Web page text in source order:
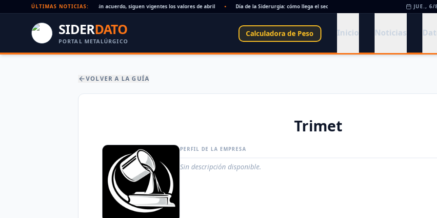
ÚLTIMAS NOTICIAS:
Paritaria UOM agosto 2026: sin acuerdo, siguen vigentes los valores de abril Día de la Siderurgia: cómo llega el sector al aniversario 78 del legado de Savio •
JUE., 6/
SIDERDATO
PORTAL METALÚRGICO
Calculadora de Peso Inicio Noticias
VOLVER A LA GUÍA
Trimet
PERFIL DE LA EMPRESA
Sin descripción disponible.